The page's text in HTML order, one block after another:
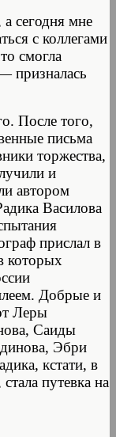
сегодня мне
с коллегами
смогла
призналась
После того,
письма
торжества,
и
автором
Василова
прислал в
которых
Добрые и
Леры
Саиды
Эбри
кстати, в
путевка на